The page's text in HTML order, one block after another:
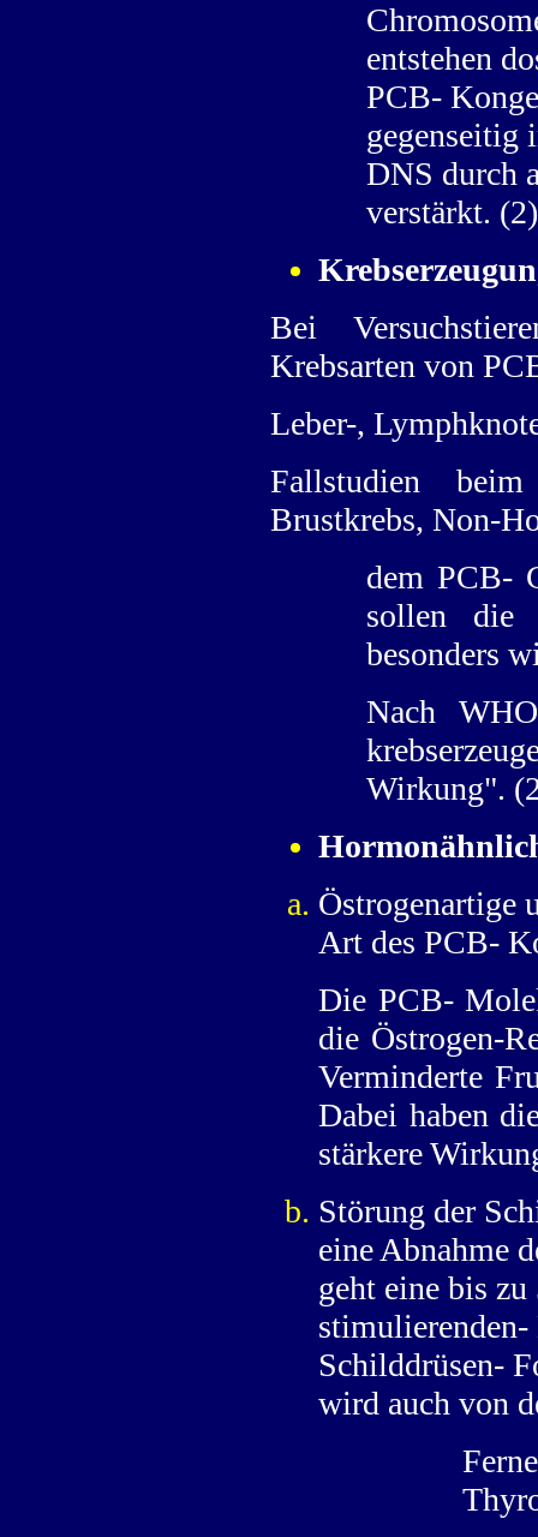
entstehen
PCB-
gegenseitig
DNS durch
verstärkt. (2)
Bei
Krebsarten von
Leber-,
Fallstudien
Brustkrebs, Non-
dem PCB-
sollen die
besonders
Nach
Wirkung".
Östrogenartige
Art des PCB-
Die PCB-
die Östrogen-
Verminderte
Dabei haben
stärkere
Störung der
eine Abnahme
geht eine bis
Schilddrüsen-
wird auch von